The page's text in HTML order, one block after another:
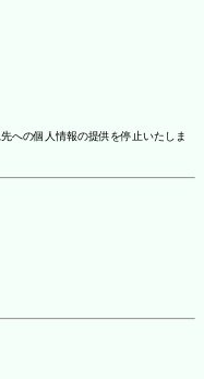
への個人情報の提供を停止いたしま